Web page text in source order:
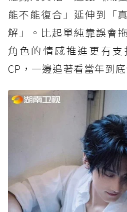
能不能復合」延伸到「
解」。比起單純靠誤會
角色的情感推進更有
CP，一邊追著看當年到